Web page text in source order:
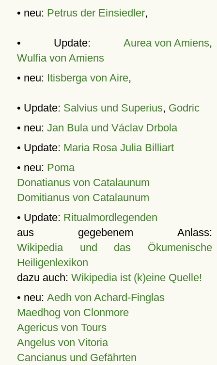
• neu: Petrus der Einsiedler,
• Update: Aurea von Amiens,
Wulfia von Amiens
• neu: Itisberga von Aire,
• Update: Salvius und Superius, Godric
• neu: Jan Bula und Václav Drbola
• Update: Maria Rosa Julia Billiart
• neu: Poma
Donatianus von Catalaunum
Domitianus von Catalaunum
• Update: Ritualmordlegenden
aus gegebenem Anlass:
Wikipedia und das Ökumenische
Heiligenlexikon
dazu auch: Wikipedia ist (k)eine Quelle!
• neu: Aedh von Achard-Finglas
Maedhog von Clonmore
Agericus von Tours
Angelus von Vitoria
Cancianus und Gefährten